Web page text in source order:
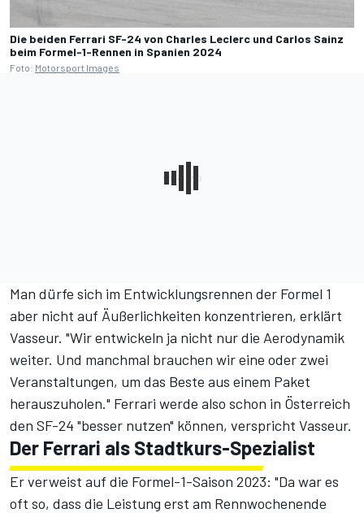
Die beiden Ferrari SF-24 von Charles Leclerc und Carlos Sainz
beim Formel-1-Rennen in Spanien 2024
Foto: Motorsport Images
Man dürfe sich im Entwicklungsrennen der Formel 1
aber nicht auf Äußerlichkeiten konzentrieren, erklärt
Vasseur. "Wir entwickeln ja nicht nur die Aerodynamik
weiter. Und manchmal brauchen wir eine oder zwei
Veranstaltungen, um das Beste aus einem Paket
herauszuholen." Ferrari werde also schon in Österreich
den SF-24 "besser nutzen" können, verspricht Vasseur.
Der Ferrari als Stadtkurs-Spezialist
Er verweist auf die Formel-1-Saison 2023: "Da war es
oft so, dass die Leistung erst am Rennwochenende